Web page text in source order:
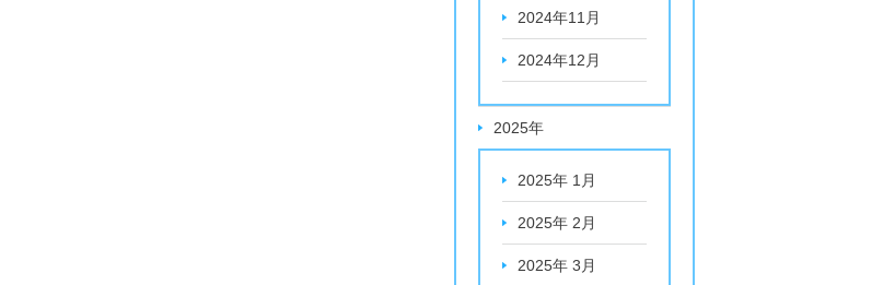
2024年11月
2024年12月
2025年
2025年 1月
2025年 2月
2025年 3月